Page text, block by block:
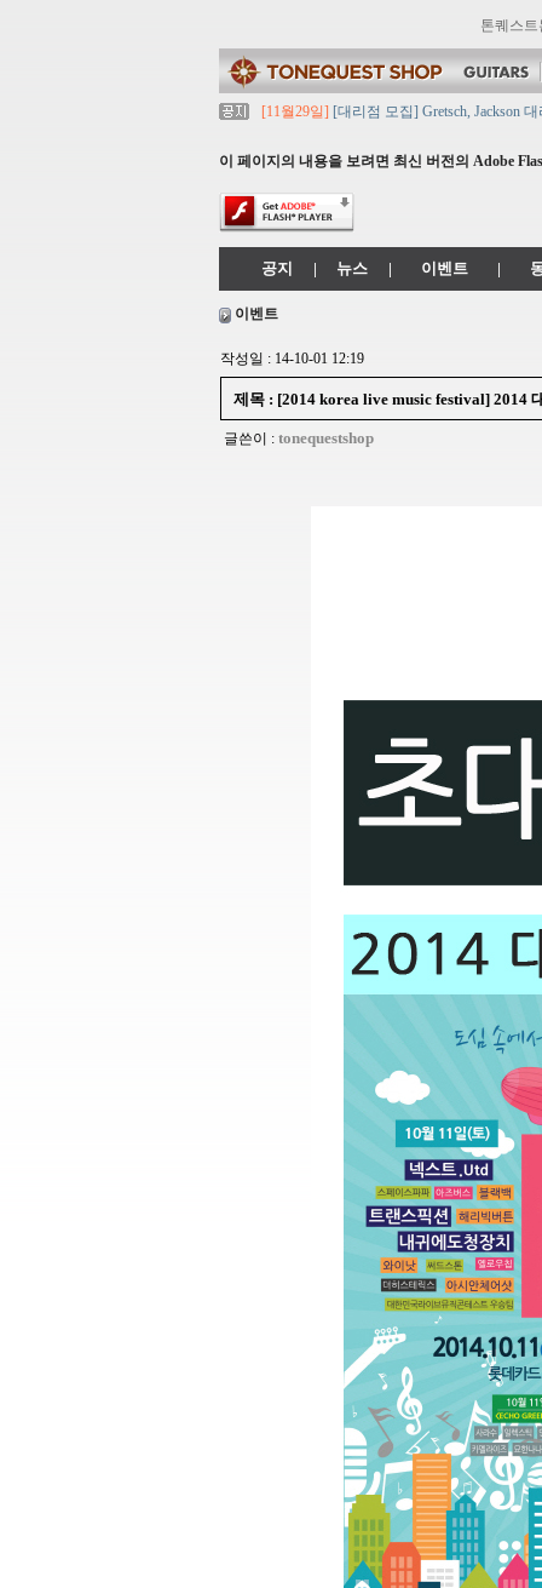
톤퀘스트
[11월29일] [대리점 모집] Gretsch, Jackson
[11월29일]2021년 추석 영업 시간 & 배송
[11월29일]
2021년 설 영업 시간 & 배송 공지
이 페이지의 내용을 보려면 최신 버전의 Adobe
공지 | 뉴스 | 이벤트 |
이벤트
작성일 : 14-10-01 12:19
제목 : [2014 korea live music festival] 2014
글쓴이 : tonequestshop